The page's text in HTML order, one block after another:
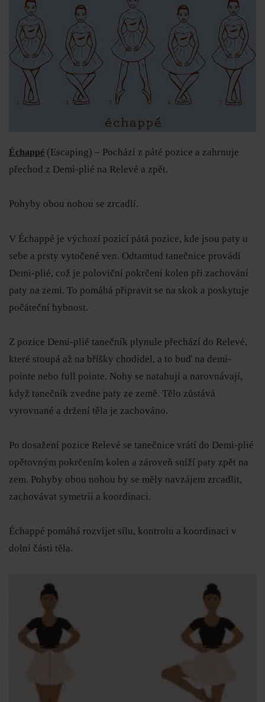
Échappé (Escaping) – Pochází z páté pozice a zahrnuje
přechod z Demi-plié na Relevé a zpět.
Pohyby obou nohou se zrcadlí.
V Échappé je výchozí pozicí pátá pozice, kde jsou paty u
sebe a prsty vytočené ven. Odtamtud tanečnice provádí
Demi-plié, což je poloviční pokrčení kolen při zachování
paty na zemi. To pomáhá připravit se na skok a poskytuje
počáteční hybnost.
Z pozice Demi-plié tanečník plynule přechází do Relevé,
které stoupá až na bříšky chodidel, a to buď na demi-
pointe nebo full pointe. Nohy se natahují a narovnávají,
když tanečník zvedne paty ze země. Tělo zůstává
vyrovnané a držení těla je zachováno.
Po dosažení pozice Relevé se tanečnice vrátí do Demi-plié
opětovným pokrčením kolen a zároveň sníží paty zpět na
zem. Pohyby obou nohou by se měly navzájem zrcadlit,
zachovávat symetrii a koordinaci.
Échappé pomáhá rozvíjet sílu, kontrolu a koordinaci v
dolní části těla.